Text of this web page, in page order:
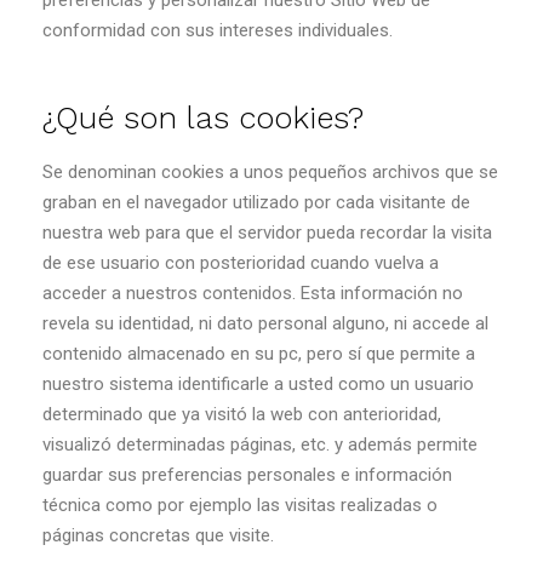
conformidad con sus intereses individuales.
¿Qué son las cookies?
Se denominan cookies a unos pequeños archivos que se
graban en el navegador utilizado por cada visitante de
nuestra web para que el servidor pueda recordar la visita
de ese usuario con posterioridad cuando vuelva a
acceder a nuestros contenidos. Esta información no
revela su identidad, ni dato personal alguno, ni accede al
contenido almacenado en su pc, pero sí que permite a
nuestro sistema identificarle a usted como un usuario
determinado que ya visitó la web con anterioridad,
visualizó determinadas páginas, etc. y además permite
guardar sus preferencias personales e información
técnica como por ejemplo las visitas realizadas o
páginas concretas que visite.